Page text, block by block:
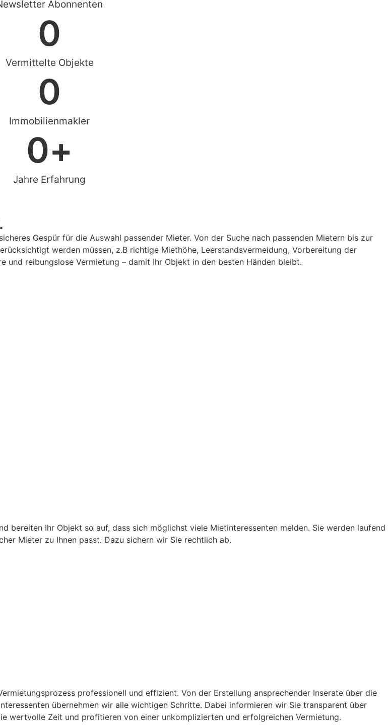
Abonnenten
Vermittelte Objekte
0
Immobilienmakler
0
Jahre Erfahrung
0+
Gespür für die Auswahl passender Mieter. Von der Suche nach passenden Mietern bis zur
werden müssen, z.B richtige Miethöhe, Leerstandsvermeidung, Vorbereitung der
und reibungslose Vermietung – damit Ihr Objekt in den besten Händen bleibt.
bereiten Ihr Objekt so auf, dass sich möglichst viele Mietinteressenten melden. Sie werden laufend
Mieter zu Ihnen passt. Dazu sichern wir Sie rechtlich ab.
professionell und effizient. Von der Erstellung ansprechender Inserate über die
übernehmen wir alle wichtigen Schritte. Dabei informieren wir Sie transparent über
wertvolle Zeit und profitieren von einer unkomplizierten und erfolgreichen Vermietung.